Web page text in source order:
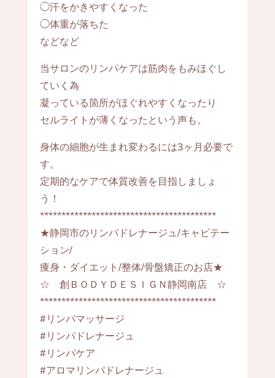
◯汗をかきやすくなった
◯体重が落ちた
などなど
当サロンのリンパケアは筋肉をもみほぐし
ていく為
凝っている箇所がほぐれやすくなったり
セルライトが薄くなったという声も。
身体の細胞が生まれ変わるには3ヶ月必要で
す。
定期的なケアで体質改善を目指しましょ
う！
*****************************************
★静岡市のリンパドレナージュ/キャビテー
ション/
痩身・ダイエット/整体/骨盤矯正のお店★
☆ 創ＢＯＤＹＤＥＳＩＧＮ静岡南店 ☆
*****************************************
#リンパマッサージ
#リンパドレナージュ
#リンパケア
#アロマリンパドレナージュ